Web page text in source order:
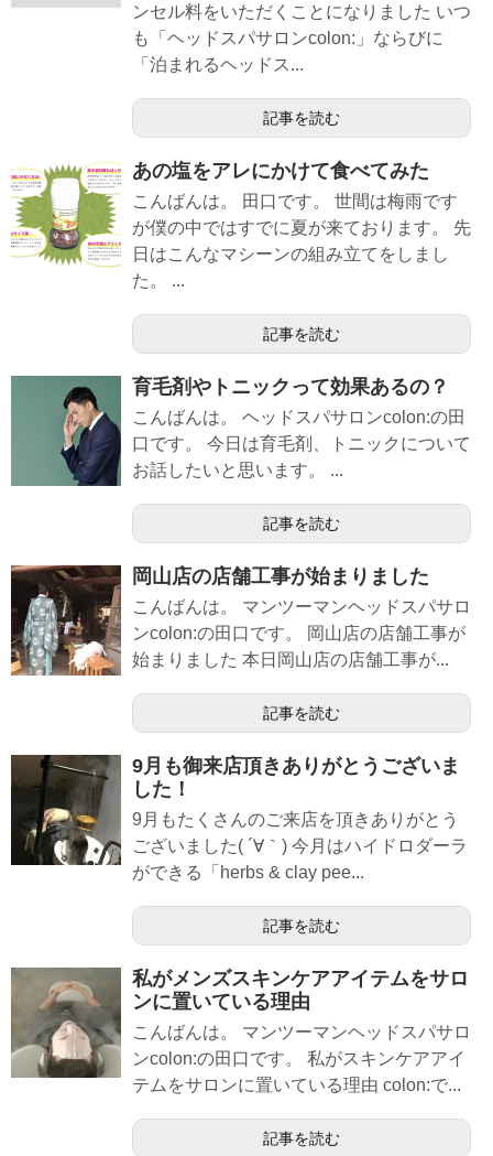
ンセル料をいただくことになりました いつ
も「ヘッドスパサロンcolon:」ならびに
「泊まれるヘッドス...
記事を読む
あの塩をアレにかけて食べてみた
こんばんは。 田口です。 世間は梅雨です
が僕の中ではすでに夏が来ております。 先
日はこんなマシーンの組み立てをしまし
た。 ...
記事を読む
育毛剤やトニックって効果あるの？
こんばんは。 ヘッドスパサロンcolon:の田
口です。 今日は育毛剤、トニックについて
お話したいと思います。 ...
記事を読む
岡山店の店舗工事が始まりました
こんばんは。 マンツーマンヘッドスパサロ
ンcolon:の田口です。 岡山店の店舗工事が
始まりました 本日岡山店の店舗工事が...
記事を読む
9月も御来店頂きありがとうございま
した！
9月もたくさんのご来店を頂きありがとう
ございました( ´∀｀) 今月はハイドロダーラ
ができる「herbs & clay pee...
記事を読む
私がメンズスキンケアアイテムをサロ
ンに置いている理由
こんばんは。 マンツーマンヘッドスパサロ
ンcolon:の田口です。 私がスキンケアアイ
テムをサロンに置いている理由 colon:で...
記事を読む